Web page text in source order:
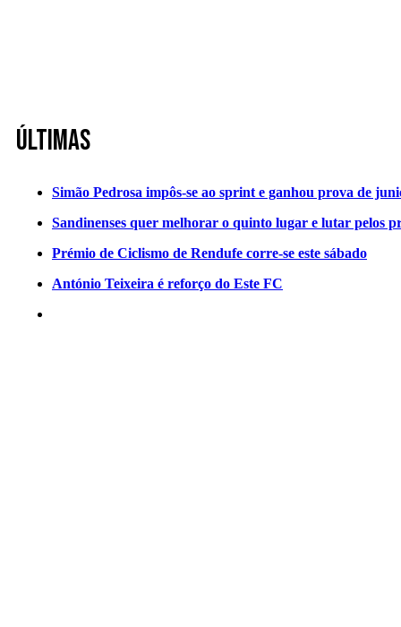
Últimas
Simão Pedrosa impôs-se ao sprint e ganhou prova de
Sandinenses quer melhorar o quinto lugar e lutar pelos
Prémio de Ciclismo de Rendufe corre-se este sábado
António Teixeira é reforço do Este FC